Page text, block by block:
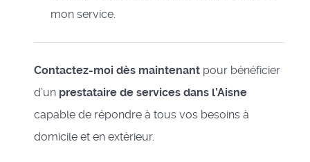
mon service.
Contactez-moi dès maintenant pour bénéficier
d’un prestataire de services dans l’Aisne
capable de répondre à tous vos besoins à
domicile et en extérieur.